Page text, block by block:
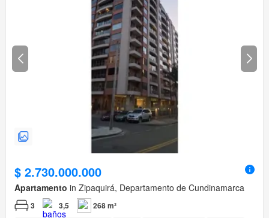
$ 2.730.000.000
Apartamento in Zipaquirá, Departamento de Cundinamarca
3 3,5 268 m²